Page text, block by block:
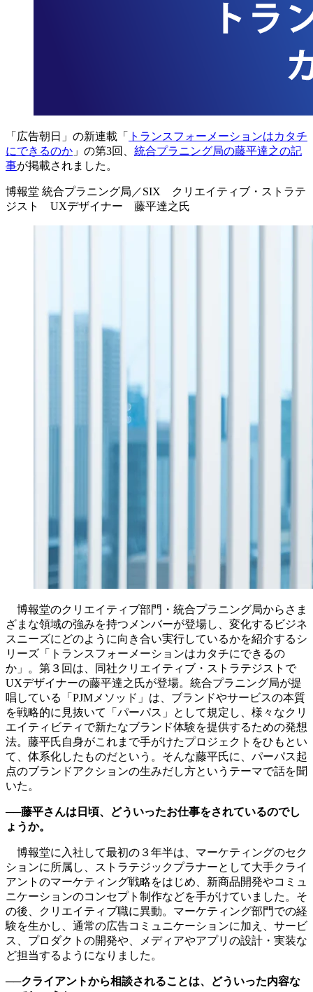
「広告朝日」の新連載「
トランスフォーメーションはカタチ
にできるのか 」の第3回、 統合プラニング局の藤平達之の記
事が掲載されました。
博報堂 統合プラニング局／SIX クリエイティブ・ストラテ
ジスト UXデザイナー 藤平達之氏
博報堂のクリエイティブ部門・統合プラニング局からさま
ざまな領域の強みを持つメンバーが登場し、変化するビジネ
スニーズにどのように向き合い実行しているかを紹介するシ
リーズ「トランスフォーメーションはカタチにできるの
か」。第３回は、同社クリエイティブ・ストラテジストで
UXデザイナーの藤平達之氏が登場。統合プラニング局が提
唱している「PJMメソッド」は、ブランドやサービスの本質
を戦略的に見抜いて「パーパス」として規定し、様々なクリ
エイティビティで新たなブランド体験を提供するための発想
法。藤平氏自身がこれまで手がけたプロジェクトをひもとい
て、体系化したものだという。そんな藤平氏に、パーパス起
点のブランドアクションの生みだし方というテーマで話を聞
いた。
──藤平さんは日頃、どういったお仕事をされているのでし
ょうか。
博報堂に入社して最初の３年半は、マーケティングのセク
ションに所属し、ストラテジックプラナーとして大手クライ
アントのマーケティング戦略をはじめ、新商品開発やコミュ
ニケーションのコンセプト制作などを手がけていました。そ
の後、クリエイティブ職に異動。マーケティング部門での経
験を生かし、通常の広告コミュニケーションに加え、サービ
ス、プロダクトの開発や、メディアやアプリの設計・実装な
ど担当するようになりました。
──クライアントから相談されることは、どういった内容な